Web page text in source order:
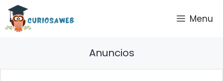
Saltar
contenido
Menu
Anuncios